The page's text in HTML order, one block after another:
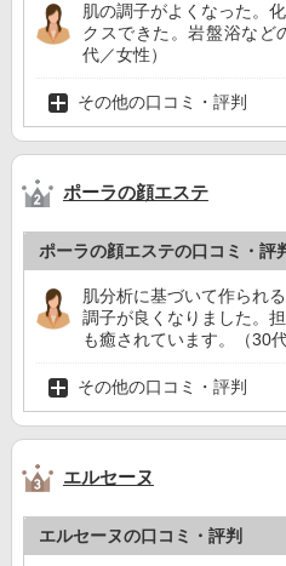
肌の調子がよくなった。
クスできた。岩盤浴など
代／女性）
その他の口コミ・評判
ポーラの顔エステ
ポーラの顔エステの口コミ・評
肌分析に基づいて作られ
調子が良くなりました。
も癒されています。（30
その他の口コミ・評判
エルセーヌ
エルセーヌの口コミ・評判